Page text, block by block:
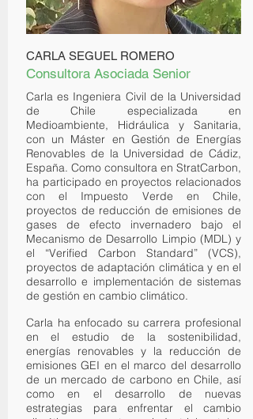
CARLA SEGUEL ROMERO
Consultora Asociada Senior
Carla es Ingeniera Civil de la Universidad
de Chile especializada en
Medioambiente, Hidráulica y Sanitaria,
con un Máster en Gestión de Energías
Renovables de la Universidad de Cádiz,
España. Como consultora en StratCarbon,
ha participado en proyectos relacionados
con el Impuesto Verde en Chile,
proyectos de reducción de emisiones de
gases de efecto invernadero bajo el
Mecanismo de Desarrollo Limpio (MDL) y
el “Verified Carbon Standard” (VCS),
proyectos de adaptación climática y en el
desarrollo e implementación de sistemas
de gestión en cambio climático.
Carla ha enfocado su carrera profesional
en el estudio de la sostenibilidad,
energías renovables y la reducción de
emisiones GEI en el marco del desarrollo
de un mercado de carbono en Chile, así
como en el desarrollo de nuevas
estrategias para enfrentar el cambio